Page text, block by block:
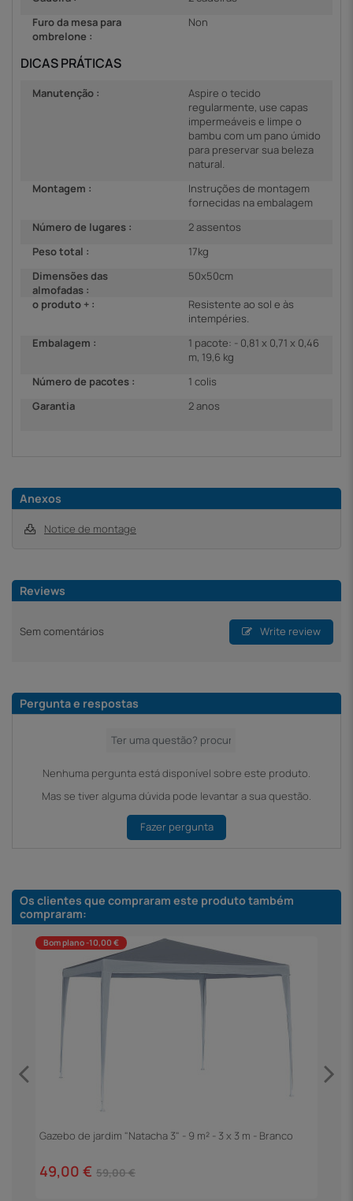
Furo da mesa para
ombrelone :
Non
DICAS PRÁTICAS
Manutenção :
Aspire o tecido
regularmente, use capas
impermeáveis e limpe o
bambu com um pano úmido
para preservar sua beleza
natural.
Montagem :
Instruções de montagem
fornecidas na embalagem
Número de lugares :
2 assentos
Peso total :
17kg
Dimensões das
almofadas :
50x50cm
o produto + :
Resistente ao sol e às
intempéries.
Embalagem :
1 pacote: - 0,81 x 0,71 x 0,46
m, 19,6 kg
Número de pacotes :
1 colis
Garantia
2 anos
Anexos
Notice de montage
Reviews
Sem comentários Write review
Pergunta e respostas
Nenhuma pergunta está disponível sobre este produto.
Mas se tiver alguma dúvida pode levantar a sua questão.
Fazer pergunta
Os clientes que compraram este produto também
compraram:
Bom plano -10,00 €
Gazebo de jardim "Natacha 3" - 9 m² - 3 x 3 m - Branco
49,00 € 59,00 €